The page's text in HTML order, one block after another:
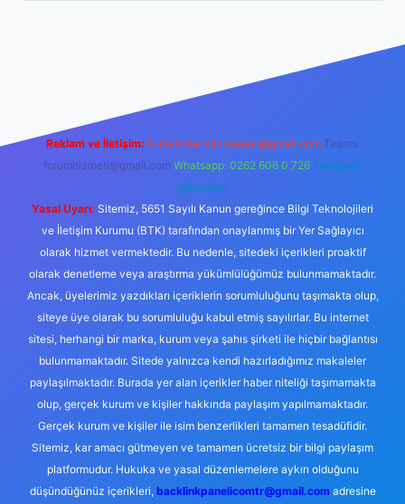
Reklam ve İletişim: E-mail: backlinkpaneli@gmail.com Teams:
forumhizmeti@gmail.com Whatsapp: 0262 606 0 726 Telegram:
@karabul
Yasal Uyarı: Sitemiz, 5651 Sayılı Kanun gereğince Bilgi Teknolojileri
ve İletişim Kurumu (BTK) tarafından onaylanmış bir Yer Sağlayıcı
olarak hizmet vermektedir. Bu nedenle, sitedeki içerikleri proaktif
olarak denetleme veya araştırma yükümlülüğümüz bulunmamaktadır.
Ancak, üyelerimiz yazdıkları içeriklerin sorumluluğunu taşımakta olup,
siteye üye olarak bu sorumluluğu kabul etmiş sayılırlar. Bu internet
sitesi, herhangi bir marka, kurum veya şahıs şirketi ile hiçbir bağlantısı
bulunmamaktadır. Sitede yalnızca kendi hazırladığımız makaleler
paylaşılmaktadır. Burada yer alan içerikler haber niteliği taşımamakta
olup, gerçek kurum ve kişiler hakkında paylaşım yapılmamaktadır.
Gerçek kurum ve kişiler ile isim benzerlikleri tamamen tesadüfidir.
Sitemiz, kar amacı gütmeyen ve tamamen ücretsiz bir bilgi paylaşım
platformudur. Hukuka ve yasal düzenlemelere aykırı olduğunu
düşündüğünüz içerikleri, backlinkpanelicomtr@gmail.comadresine